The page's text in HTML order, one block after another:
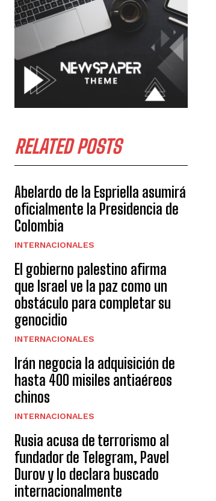
RELATED POSTS
Abelardo de la Espriella asumirá
oficialmente la Presidencia de
Colombia
INTERNACIONALES
El gobierno palestino afirma
que Israel ve la paz como un
obstáculo para completar su
genocidio
INTERNACIONALES
Irán negocia la adquisición de
hasta 400 misiles antiaéreos
chinos
INTERNACIONALES
Rusia acusa de terrorismo al
fundador de Telegram, Pavel
Durov y lo declara buscado
internacionalmente